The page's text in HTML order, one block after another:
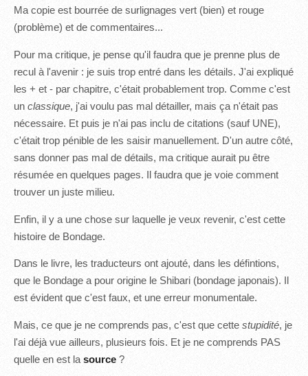
Ma copie est bourrée de surlignages vert (bien) et rouge
(problème) et de commentaires...
Pour ma critique, je pense qu'il faudra que je prenne plus de
recul à l'avenir : je suis trop entré dans les détails. J'ai expliqué
les + et - par chapitre, c'était probablement trop. Comme c'est
un classique, j'ai voulu pas mal détailler, mais ça n'était pas
nécessaire. Et puis je n'ai pas inclu de citations (sauf UNE),
c'était trop pénible de les saisir manuellement. D'un autre côté,
sans donner pas mal de détails, ma critique aurait pu être
résumée en quelques pages. Il faudra que je voie comment
trouver un juste milieu.
Enfin, il y a une chose sur laquelle je veux revenir, c'est cette
histoire de Bondage.
Dans le livre, les traducteurs ont ajouté, dans les défintions,
que le Bondage a pour origine le Shibari (bondage japonais). Il
est évident que c'est faux, et une erreur monumentale.
Mais, ce que je ne comprends pas, c'est que cette stupidité, je
l'ai déjà vue ailleurs, plusieurs fois. Et je ne comprends PAS
quelle en est la source ?